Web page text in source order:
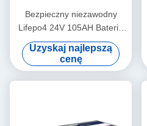
Bezpieczny niezawodny
Lifepo4 24V 105AH Bateria
do magazynowania energii
Uzyskaj najlepszą
cenę